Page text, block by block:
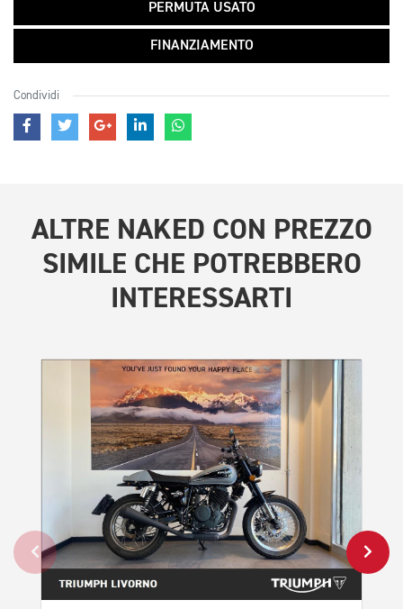
PERMUTA USATO
FINANZIAMENTO
Condividi
ALTRE NAKED CON PREZZO
SIMILE CHE POTREBBERO
INTERESSARTI